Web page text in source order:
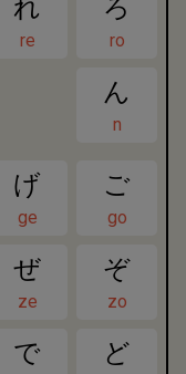
れ
re
ろ
ro
ん
n
げ
ge
ご
go
ぜ
ze
ぞ
zo
で ど